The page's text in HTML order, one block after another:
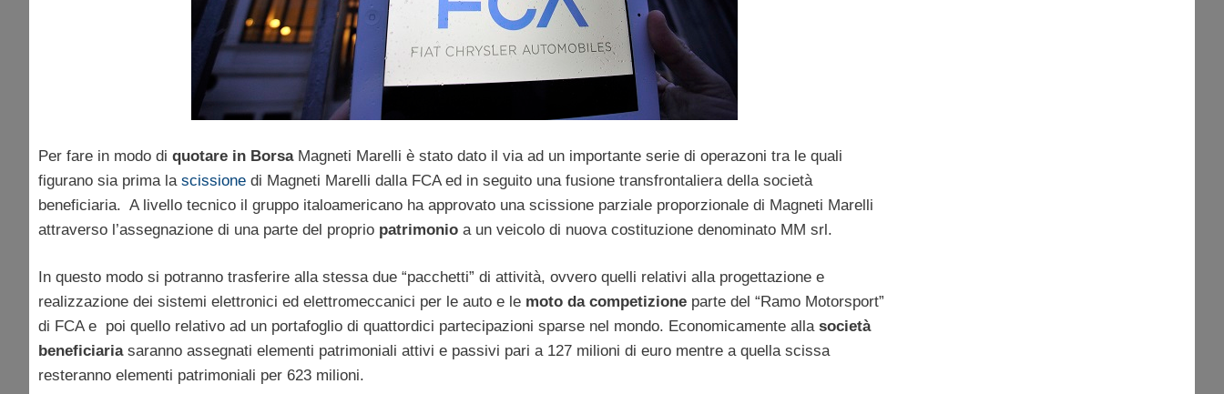
Per fare in modo di quotare in BorsaMagneti Marelli è stato dato il via ad un importante serie di operazoni tra le quali
figurano sia prima la scissione di Magneti Marelli dalla FCA ed in seguito una fusione transfrontaliera della società
beneficiaria. A livello tecnico il gruppo italoamericano ha approvato una scissione parziale proporzionale di Magneti Marelli
attraverso l’assegnazione di una parte del proprio patrimonio a un veicolo di nuova costituzione denominato MM srl.
In questo modo si potranno trasferire alla stessa due “pacchetti” di attività, ovvero quelli relativi alla progettazione e
realizzazione dei sistemi elettronici ed elettromeccanici per le auto e le moto da competizione parte del “Ramo Motorsport”
di FCA e poi quello relativo ad un portafoglio di quattordici partecipazioni sparse nel mondo. Economicamente allasocietà
beneficiariasaranno assegnati elementi patrimoniali attivi e passivi pari a 127 milioni di euro mentre a quella scissa
resteranno elementi patrimoniali per 623 milioni.